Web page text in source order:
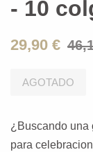
- 10
29,90 €
AGOTADO
¿Buscando una
para